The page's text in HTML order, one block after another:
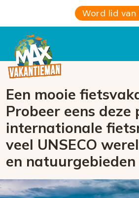
Word lid van
Een mooie
Probeer eens deze
internationale
veel UNSECO
en natuurgebieden